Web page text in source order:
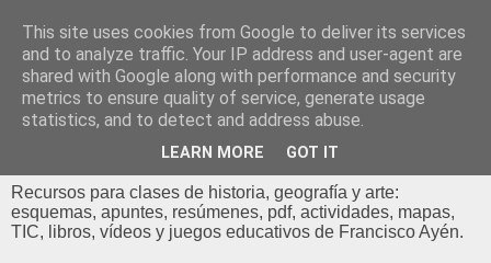
Profesor Francisco |
Recursos de Geografía,
Historia y Arte
Recursos para clases de historia, geografía y arte:
esquemas, apuntes, resúmenes, pdf, actividades, mapas,
TIC, libros, vídeos y juegos educativos de Francisco Ayén.
This site uses cookies from Google to deliver its services
and to analyze traffic. Your IP address and user-agent are
shared with Google along with performance and security
metrics to ensure quality of service, generate usage
statistics, and to detect and address abuse.
LEARN MORE GOT IT